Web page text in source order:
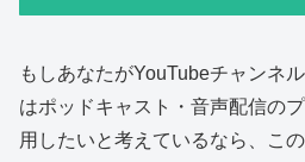
もしあなたがYouTubeチャンネ
はポッドキャスト・音声配信の
用したいと考えているなら、こ